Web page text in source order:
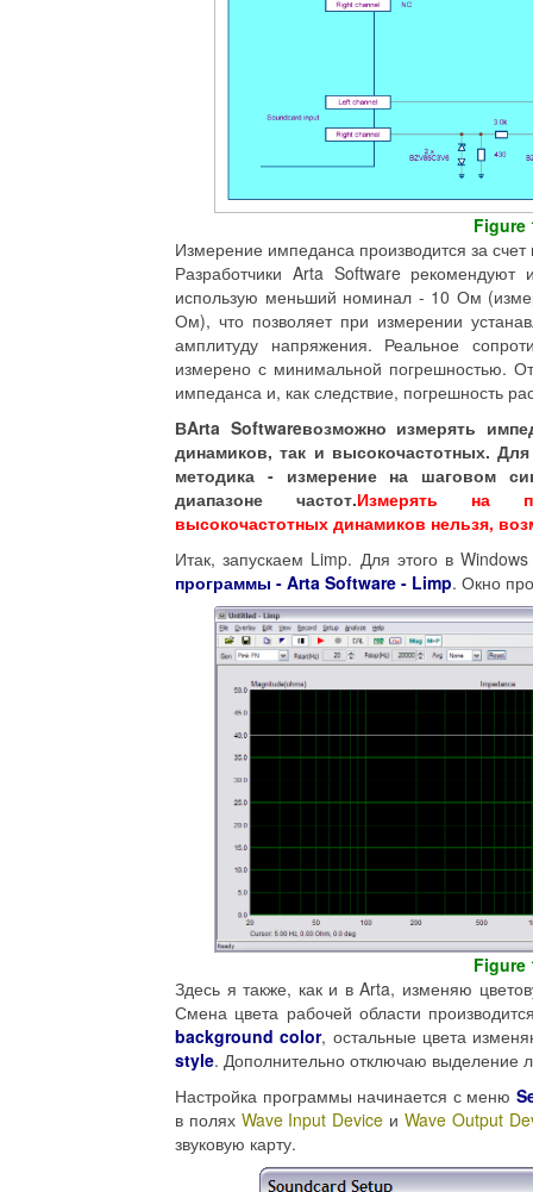
Figure
Измерение импеданса производится за
Разработчики Arta Software
использую меньший номинал - 10 Ом
Ом), что позволяет при измерении
амплитуду напряжения. Реальное
измерено с минимальной погрешностью.
импеданса и, как следствие, погрешность
ВArta Softwareвозможно измерять
динамиков, так и высокочастотных.
методика - измерение на шаговом
диапазоне частот.Измерять на
высокочастотных динамиков нельзя,
Итак, запускаем Limp. Для этого в
программы - Arta Software - Limp. Окно
Figure
Здесь я также, как и в Arta, изменяю
Смена цвета рабочей области
background color, остальные цвета
style. Дополнительно отключаю выделение
Настройка программы начинается с меню
в полях Wave Input Device и Wave Output
звуковую карту.